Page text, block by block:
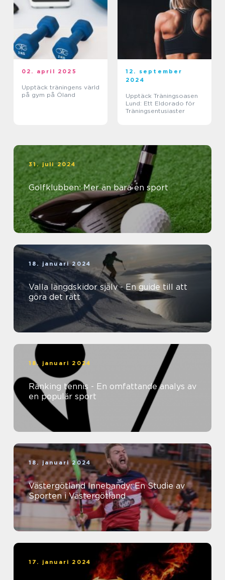
02. april 2025
Upptäck träningens värld
på gym på Öland
12. september
2024
Upptäck Träningsoasen
Lund: Ett Eldorado för
Träningsentusiaster
31. juli 2024
Golfklubben: Mer än bara en sport
18. januari 2024
Valla längdskidor själv - En guide till att
göra det rätt
18. januari 2024
Ranking tennis - En omfattande analys av
en populär sport
18. januari 2024
Västergötland Innebandy: En Studie av
Sporten i Västergötland
17. januari 2024